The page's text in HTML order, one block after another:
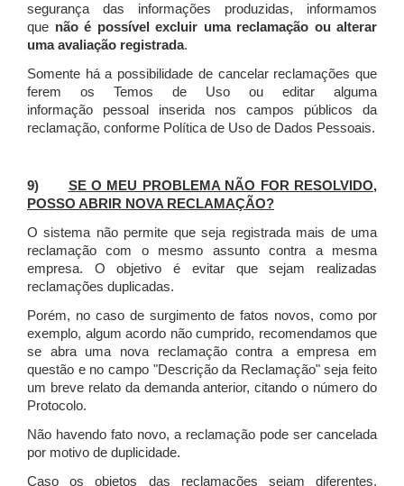
segurança das informações produzidas, informamos
que não é possível excluir uma reclamação ou alterar
uma avaliação registrada.
Somente há a possibilidade de cancelar reclamações que
ferem os Temos de Uso ou editar alguma
informação pessoal inserida nos campos públicos da
reclamação, conforme Política de Uso de Dados Pessoais.
9) SE O MEU PROBLEMA NÃO FOR RESOLVIDO,
POSSO ABRIR NOVA RECLAMAÇÃO?
O sistema não permite que seja registrada mais de uma
reclamação com o mesmo assunto contra a mesma
empresa. O objetivo é evitar que sejam realizadas
reclamações duplicadas.
Porém, no caso de surgimento de fatos novos, como por
exemplo, algum acordo não cumprido, recomendamos que
se abra uma nova reclamação contra a empresa em
questão e no campo "Descrição da Reclamação" seja feito
um breve relato da demanda anterior, citando o número do
Protocolo.
Não havendo fato novo, a reclamação pode ser cancelada
por motivo de duplicidade.
Caso os objetos das reclamações sejam diferentes,